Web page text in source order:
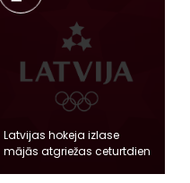
Latvijas hokeja izlase
mājās atgriežas ceturtdien